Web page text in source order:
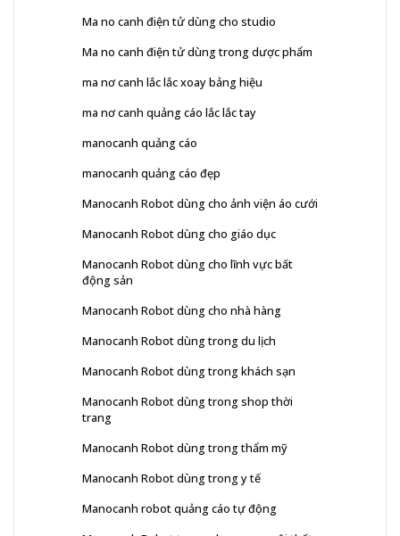
Ma no canh điện tử dùng cho studio
Ma no canh điện tử dùng trong dược phẩm
ma nơ canh lắc lắc xoay bảng hiệu
ma nơ canh quảng cáo lắc lắc tay
manocanh quảng cáo
manocanh quảng cáo đẹp
Manocanh Robot dùng cho ảnh viện áo cưới
Manocanh Robot dùng cho giáo dục
Manocanh Robot dùng cho lĩnh vực bất
động sản
Manocanh Robot dùng cho nhà hàng
Manocanh Robot dùng trong du lịch
Manocanh Robot dùng trong khách sạn
Manocanh Robot dùng trong shop thời
trang
Manocanh Robot dùng trong thẩm mỹ
Manocanh Robot dùng trong y tế
Manocanh robot quảng cáo tự động